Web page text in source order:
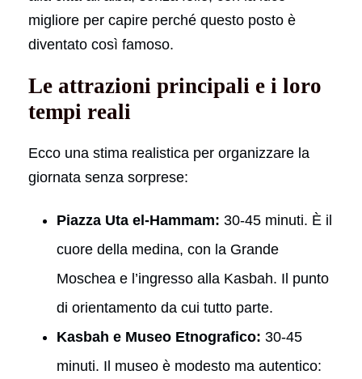
migliore per capire perché questo posto è
diventato così famoso.
Le attrazioni principali e i loro
tempi reali
Ecco una stima realistica per organizzare la
giornata senza sorprese:
Piazza Uta el-Hammam: 30-45 minuti. È il
cuore della medina, con la Grande
Moschea e l’ingresso alla Kasbah. Il punto
di orientamento da cui tutto parte.
Kasbah e Museo Etnografico: 30-45
minuti. Il museo è modesto ma autentico: